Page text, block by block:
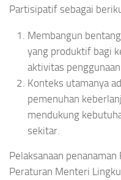
Partisipatif sebagai
Membangun
yang produktif bagi
aktivitas
Konteks utamanya
pemenuhan
mendukung
sekitar.
Pelaksanaan
Peraturan Menteri